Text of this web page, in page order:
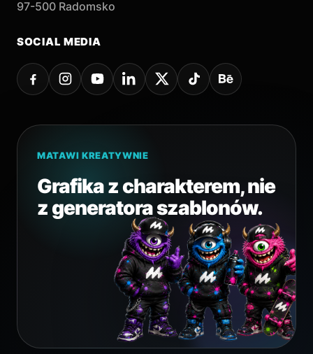
97-500 Radomsko
SOCIAL MEDIA
MATAWI KREATYWNIE
Grafika z charakterem, nie
z generatora szablonów.